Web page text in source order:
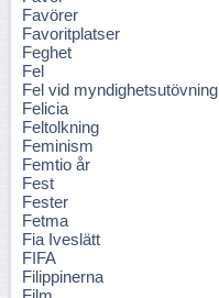
Favörer
Favoritplatser
Feghet
Fel
Fel vid myndighetsutövning
Felicia
Feltolkning
Feminism
Femtio år
Fest
Fester
Fetma
Fia Iveslätt
FIFA
Filippinerna